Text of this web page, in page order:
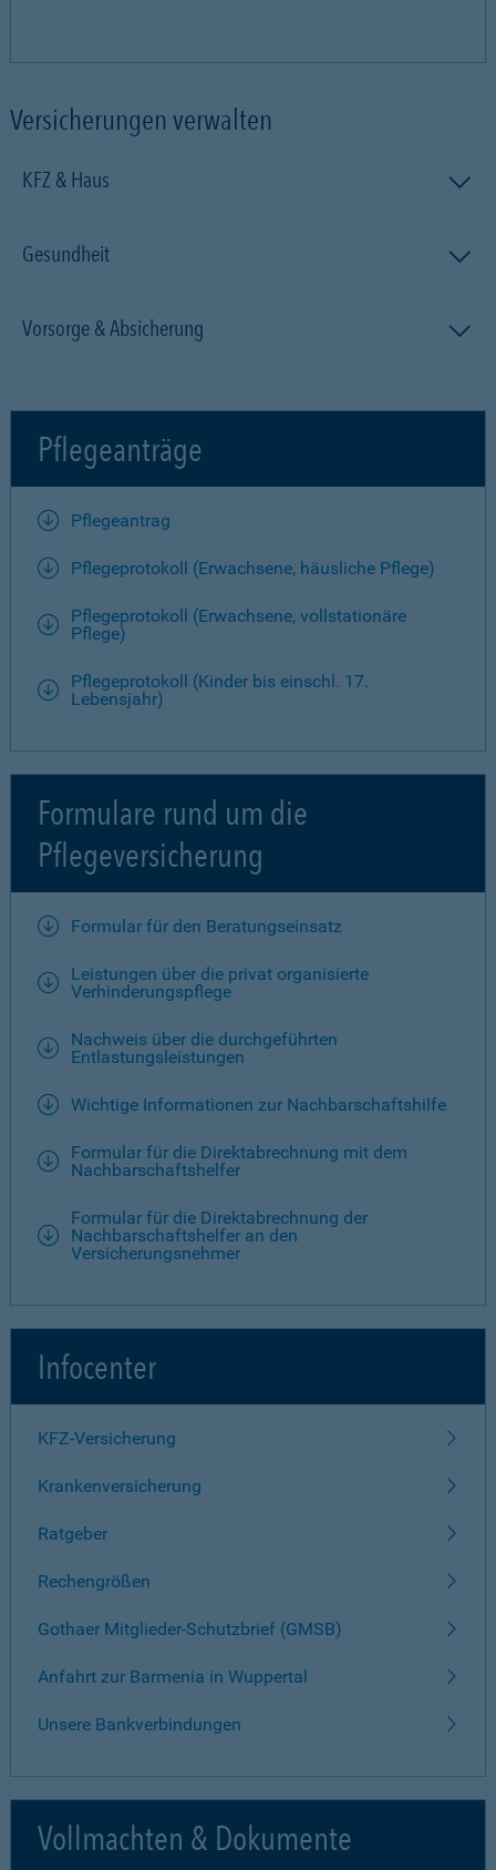
Versicherungen verwalten
KFZ & Haus
Gesundheit
Vorsorge & Absicherung
Pflegeanträge
Pflegeantrag
Pflegeprotokoll (Erwachsene, häusliche Pflege)
Pflegeprotokoll (Erwachsene, vollstationäre
Pflege)
Pflegeprotokoll (Kinder bis einschl. 17.
Lebensjahr)
Formulare rund um die
Pflegeversicherung
Formular für den Beratungseinsatz
Leistungen über die privat organisierte
Verhinderungspflege
Nachweis über die durchgeführten
Entlastungsleistungen
Wichtige Informationen zur Nachbarschaftshilfe
Formular für die Direktabrechnung mit dem
Nachbarschaftshelfer
Formular für die Direktabrechnung der
Nachbarschaftshelfer an den
Versicherungsnehmer
Infocenter
KFZ-Versicherung
Krankenversicherung
Ratgeber
Rechengrößen
Gothaer Mitglieder-Schutzbrief (GMSB)
Anfahrt zur Barmenia in Wuppertal
Unsere Bankverbindungen
Vollmachten & Dokumente